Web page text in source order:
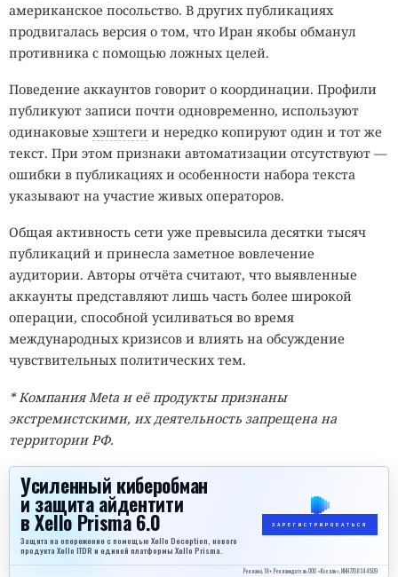
американское посольство. В других публикациях
продвигалась версия о том, что Иран якобы обманул
противника с помощью ложных целей.
Поведение аккаунтов говорит о координации. Профили
публикуют записи почти одновременно, используют
одинаковые хэштеги и нередко копируют один и тот же
текст. При этом признаки автоматизации отсутствуют —
ошибки в публикациях и особенности набора текста
указывают на участие живых операторов.
Общая активность сети уже превысила десятки тысяч
публикаций и принесла заметное вовлечение
аудитории. Авторы отчёта считают, что выявленные
аккаунты представляют лишь часть более широкой
операции, способной усиливаться во время
международных кризисов и влиять на обсуждение
чувствительных политических тем.
* Компания Meta и её продукты признаны
экстремистскими, их деятельность запрещена на
территории РФ.
Усиленный киберобман
и защита айдентити
в Xello Prisma 6.0
Защита на опережение с помощью Xello Deception, нового
продукта Xello ITDR и единой платформы Xello Prisma.
ЗАРЕГИСТРИРОВАТЬСЯ
Реклама, 18+. Рекламодатель ООО «Кселло», ИНН 7708344509